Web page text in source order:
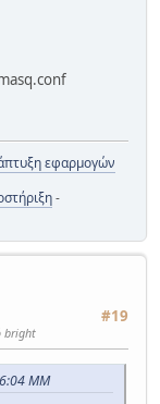
εφαρμογών
-
#19
bright
ΜΜ